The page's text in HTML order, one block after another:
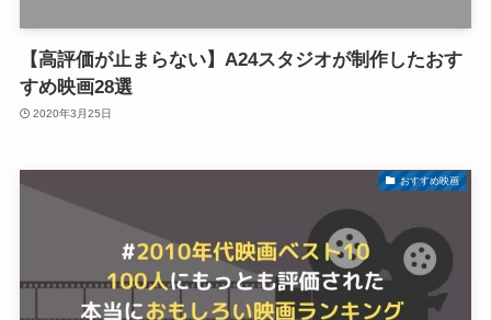
【高評価が止まらない】A24スタジオが制作したおす
すめ映画28選
2020年3月25日
おすすめ映画